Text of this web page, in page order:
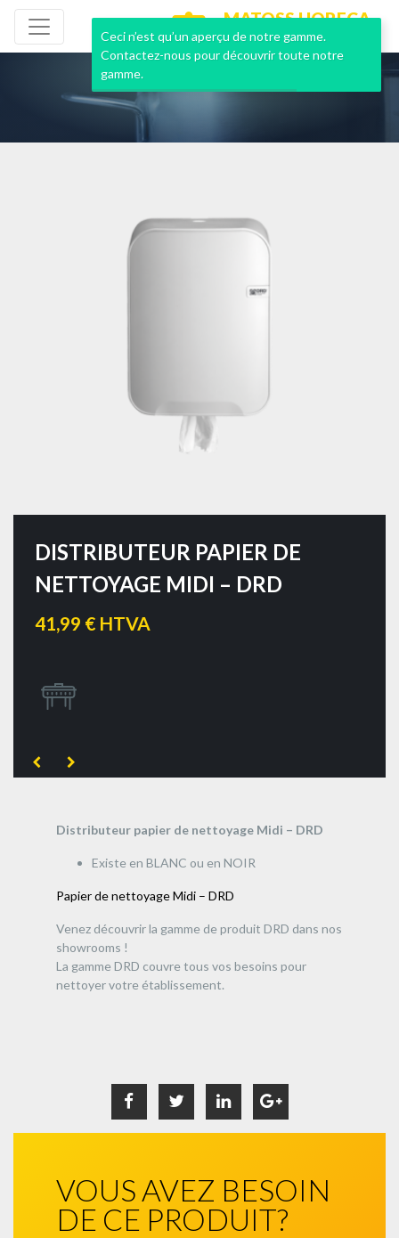
MATOSS HORECA
NEUF & OCCASION
DISTRIBUTEUR PAPIER DE
NETTOYAGE MIDI – DRD
41,99 € HTVA
Distributeur papier de nettoyage Midi – DRD
Existe en BLANC ou en NOIR
Papier de nettoyage Midi – DRD
Venez découvrir la gamme de produit DRD dans nos
showrooms !
La gamme DRD couvre tous vos besoins pour
nettoyer votre établissement.
VOUS AVEZ BESOIN
DE CE PRODUIT?
Ceci n’est qu’un aperçu de notre gamme.
Contactez-nous pour découvrir toute notre
gamme.